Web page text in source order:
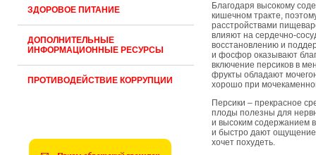
ЗДОРОВОЕ ПИТАНИЕ
ДОПОЛНИТЕЛЬНЫЕ
ИНФОРМАЦИОННЫЕ РЕСУРСЫ
ПРОТИВОДЕЙСТВИЕ КОРРУПЦИИ
Благодаря высокому
кишечном тракте,
расстройствами
влияют на сердечно-
восстановлению и
и фосфор оказывают
включение персиков в
фрукты обладают
хорошо при
Персики – прекрасное
плоды полезны для
и высоким содержанием
и быстро дают ощущение
хочет похудеть.